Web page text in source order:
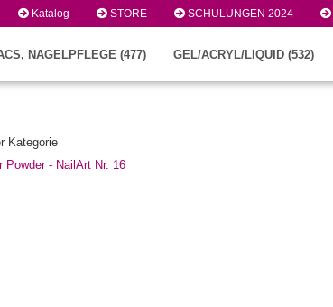
Katalog STORE SCHULUNGEN 2024
NAGELPFLEGE (477) GEL/ACRYL/LIQUID (532)
Kategorie